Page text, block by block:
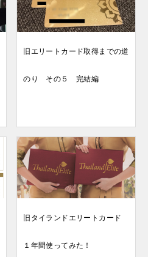
旧エリートカード取得までの道
のり その５ 完結編
旧タイランドエリートカード
１年間使ってみた！